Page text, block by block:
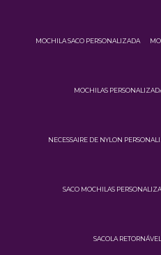
MOCHILA SACO PERSONALIZADA
MOCHILAS
NECESSAIRE DE NYLON
SACO MOCHILAS
SACOLA